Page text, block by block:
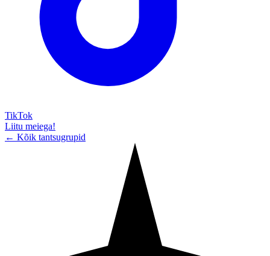
TikTok
Liitu meiega!
← Kõik tantsugrupid